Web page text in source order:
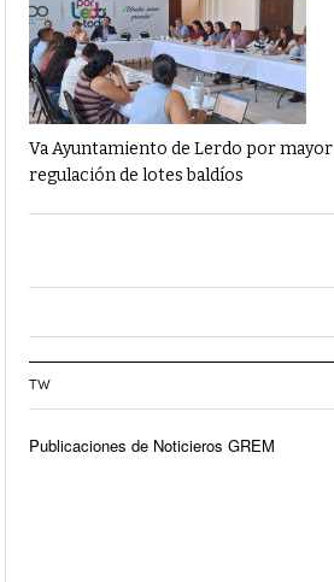
Va Ayuntamiento de Lerdo por mayor
regulación de lotes baldíos
TW
Publicaciones de Noticieros GREM